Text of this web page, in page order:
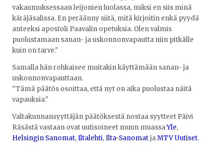
vakaumuksessaan leijonien luolassa, miksi en siis minä
käräjäsalissa. En peräänny siitä, mitä kirjoitin enkä pyydä
anteeksi apostoli Paavalin opetuksia. Olen valmis
puolustamaan sanan- ja uskonnonvapautta niin pitkälle
kuin on tarve."
Samalla hän rohkaisee muitakin käyttämään sanan- ja
uskonnonvapauttaan.
"Tämä päätös osoittaa, että nyt on aika puolustaa näitä
vapauksia."
Valtakunnansyyttäjän päätöksestä nostaa syytteet Päivi
Räsästä vastaan ovat uutisoineet muun muassaYle,
Helsingin Sanomat,Iltalehti,Ilta-SanomatjaMTV Uutiset.